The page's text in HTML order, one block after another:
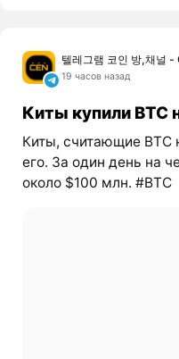
텔레그램 코인 방,채널 -
19 часов назад
Киты купили BTC
Киты, считающие
его. За один день на
около $100 млн. #BTC